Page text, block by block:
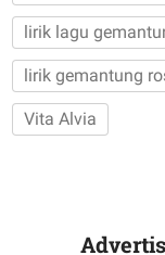
lirik lagu
lirik gemantung
Vita Alvia